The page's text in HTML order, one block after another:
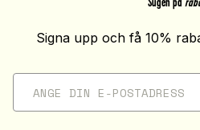
Signa upp och få 10%